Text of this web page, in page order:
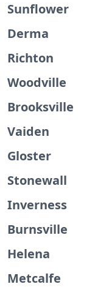
Sunflower
Derma
Richton
Woodville
Brooksville
Vaiden
Gloster
Stonewall
Inverness
Burnsville
Helena
Metcalfe